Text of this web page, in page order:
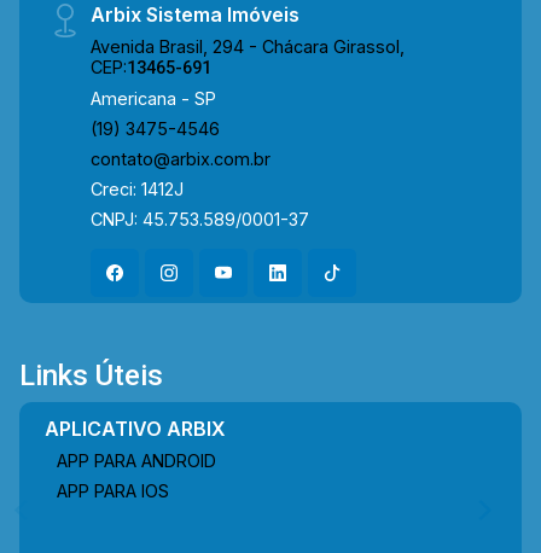
Arbix Sistema Imóveis
Avenida Brasil, 294 - Chácara Girassol,
CEP:13465-691
Americana - SP
(19) 3475-4546
contato@arbix.com.br
Creci: 1412J
CNPJ: 45.753.589/0001-37
Links Úteis
APLICATIVO ARBIX
APP PARA ANDROID
APP PARA IOS